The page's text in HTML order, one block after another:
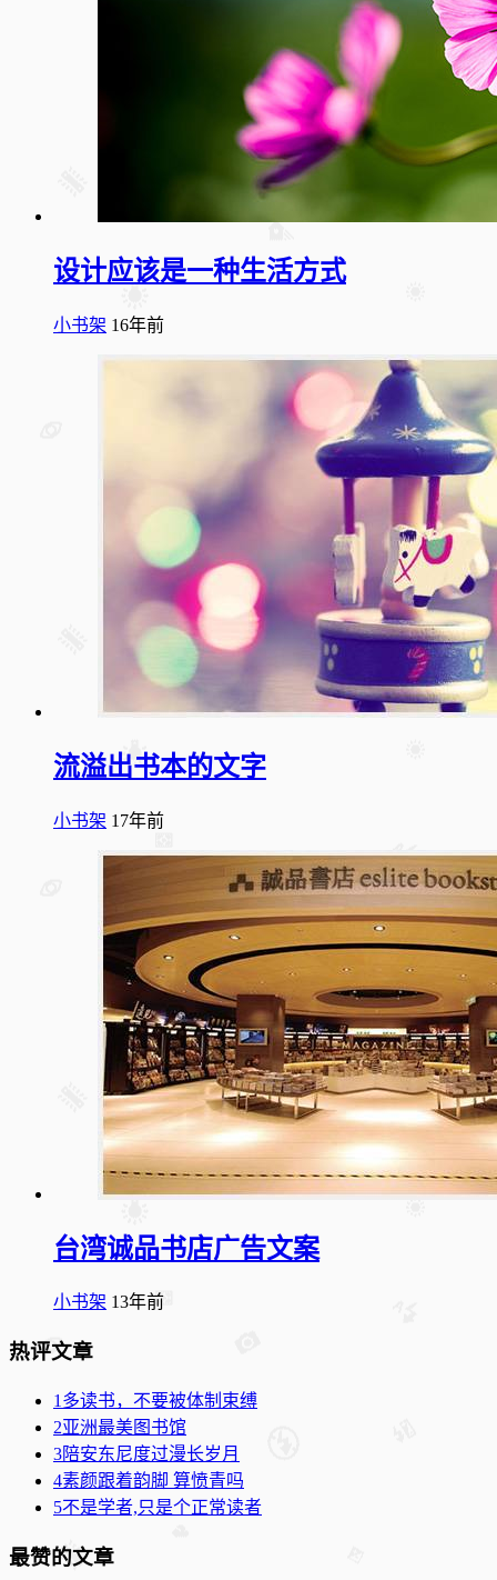
设计应该是一种生活方式
小书架 16年前
流溢出书本的文字
小书架 17年前
台湾诚品书店广告文案
小书架 13年前
热评文章
1 多读书，不要被体制束缚
2亚洲最美图书馆
3陪安东尼度过漫长岁月
4素颜跟着韵脚 算愤青吗
5不是学者,只是个正常读者
最赞的文章